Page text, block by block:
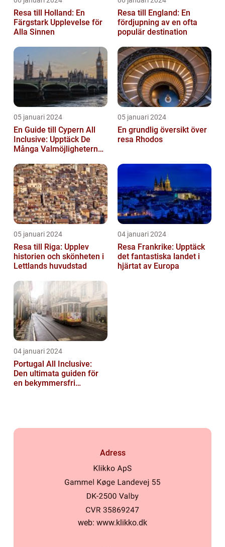
Resa till Holland: En
Färgstark Upplevelse för
Alla Sinnen
Resa till England: En
fördjupning av en ofta
populär destination
05 januari 2024
En Guide till Cypern All
Inclusive: Upptäck De
Många Valmöjligheterna
Semester...
05 januari 2024
En grundlig översikt över
resa Rhodos
05 januari 2024
Resa till Riga: Upplev
historien och skönheten i
Lettlands huvudstad
04 januari 2024
Resa Frankrike: Upptäck
det fantastiska landet i
hjärtat av Europa
04 januari 2024
Portugal All Inclusive:
Den ultimata guiden för
en bekymmersfri
Adress
web: www.klikko.dk